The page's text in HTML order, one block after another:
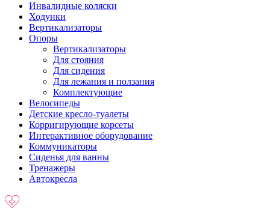
Инвалидные коляски
Ходунки
Вертикализаторы
Опоры
Вертикализаторы
Для стояния
Для сидения
Для лежания и ползания
Комплектующие
Велосипеды
Детские кресло-туалеты
Корригирующие корсеты
Интерактивное оборудование
Коммуникаторы
Сиденья для ванны
Тренажеры
Автокресла